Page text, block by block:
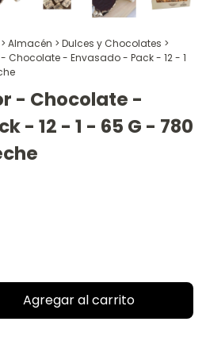
> Almacén > Dulces y Chocolates >
Chocolate - Envasado - Pack - 12 - 1
- Chocolate -
- 12 - 1 - 65 G - 780